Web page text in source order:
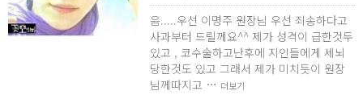
음.....우선 이명주 원장님 우선 죄송하다고
사과부터 드릴께요^^ 제가 성격이 급한것두
있고 , 코수술하고난후에 지인들에게 세뇌
당한것도 있고 그래서 제가 미치듯이 원장
님께따지고 … 더보기